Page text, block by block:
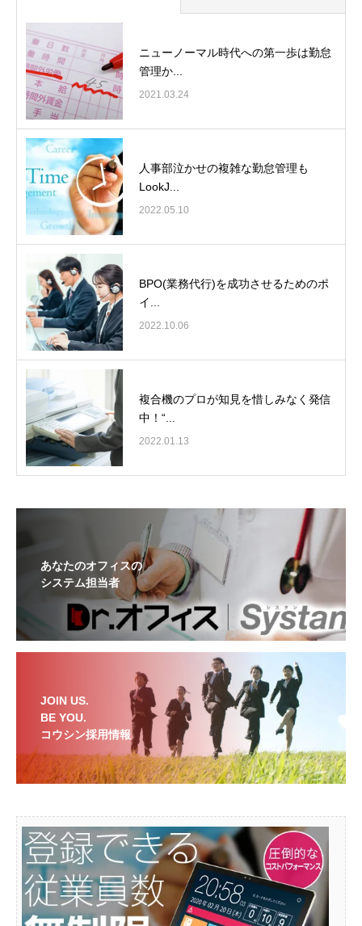
ニューノーマル時代への第一歩は勤怠
管理か...
2021.03.24
人事部泣かせの複雑な勤怠管理も
LookJ...
2022.05.10
BPO(業務代行)を成功させるためのポ
イ...
2022.10.06
複合機のプロが知見を惜しみなく発信
中！“...
2022.01.13
あなたのオフィスの
システム担当者
JOIN US.
BE YOU.
コウシン採用情報